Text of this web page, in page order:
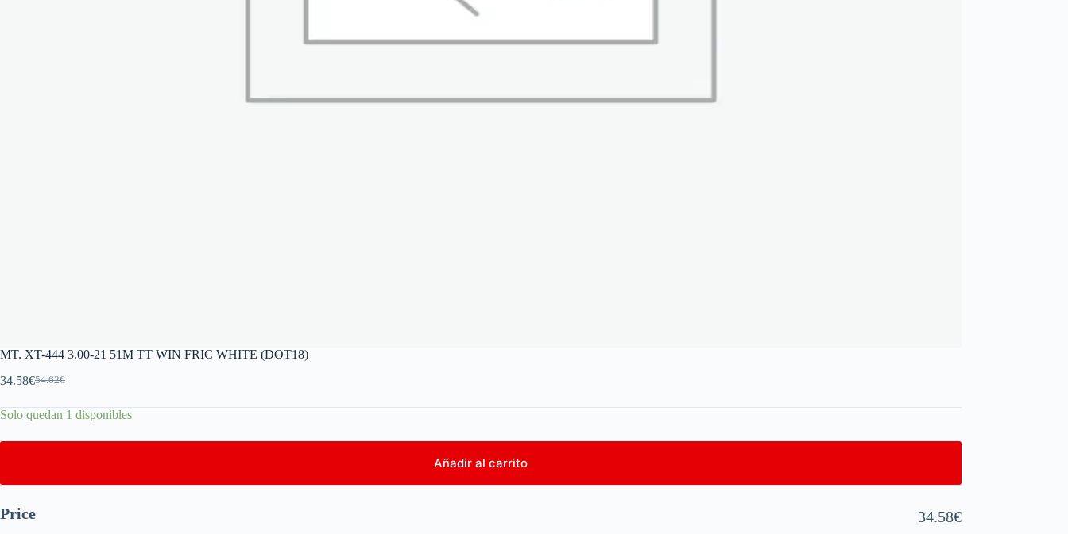
MT. XT-444 3.00-21 51M TT WIN FRIC WHITE (DOT18)
54.62€
34.58€
Solo quedan 1 disponibles
Añadir al carrito
Price 34.58€